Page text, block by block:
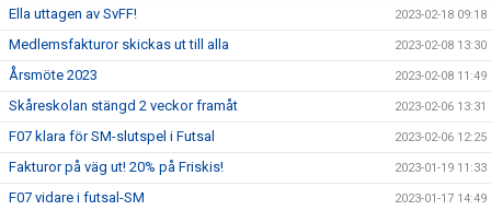
Ella uttagen av SvFF! 2023-02-18 09:18
Medlemsfakturor skickas ut till alla 2023-02-08 13:30
Årsmöte 2023 2023-02-08 11:49
Skåreskolan stängd 2 veckor framåt 2023-02-06 13:31
F07 klara för SM-slutspel i Futsal 2023-02-06 12:25
Fakturor på väg ut! 20% på Friskis! 2023-01-19 11:33
F07 vidare i futsal-SM 2023-01-17 14:49